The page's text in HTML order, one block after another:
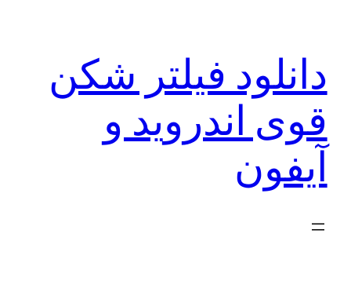
دانلود فیلتر شکن
قوی اندروید و
آیفون